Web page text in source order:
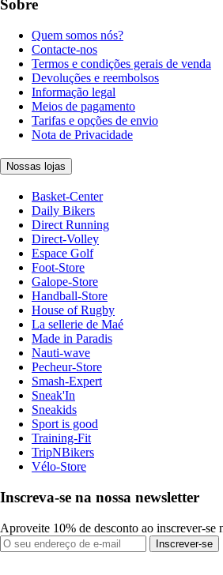
Sobre
Quem somos nós?
Contacte-nos
Termos e condições gerais de venda
Devoluções e reembolsos
Informação legal
Meios de pagamento
Tarifas e opções de envio
Nota de Privacidade
Nossas lojas
Basket-Center
Daily Bikers
Direct Running
Direct-Volley
Espace Golf
Foot-Store
Galope-Store
Handball-Store
House of Rugby
La sellerie de Maé
Made in Paradis
Nauti-wave
Pecheur-Store
Smash-Expert
Sneak'In
Sneakids
Sport is good
Training-Fit
TripNBikers
Vélo-Store
Inscreva-se na nossa newsletter
Aproveite 10% de desconto ao inscrever-se
Inscrever-se